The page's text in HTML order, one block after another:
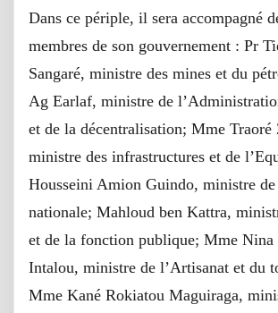
Dans ce périple, il sera accompagné
membres de son gouvernement : Pr
Sangaré, ministre des mines et du
Ag Earlaf, ministre de
et de la décentralisation; Mme Traoré
ministre des infrastructures et de
Housseini Amion Guindo, ministre de
nationale; Mahloud ben Kattra,
et de la fonction publique; Mme Nina
Intalou, ministre de l’Artisanat et du
Mme Kané Rokiatou Maguiraga,